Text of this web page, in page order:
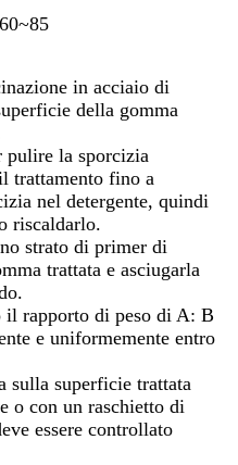
in acciaio di
della gomma
pulire la sporcizia
trattamento fino a
nel detergente, quindi
riscaldarlo.
strato di primer di
trattata e asciugarla
il rapporto di peso di A: B
e uniformemente entro
sulla superficie trattata
o con un raschietto di
essere controllato